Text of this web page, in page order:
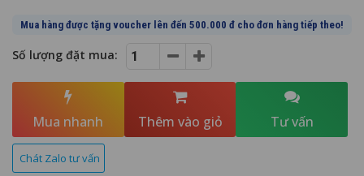
Mua hàng được tặng voucher lên đến 500.000 đ cho đơn hàng tiếp theo!
Số lượng đặt mua:
Mua nhanh Thêm vào giỏ Tư vấn
Chát Zalo tư vấn